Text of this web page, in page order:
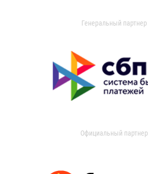
Генеральный партнер
Официальный партнер